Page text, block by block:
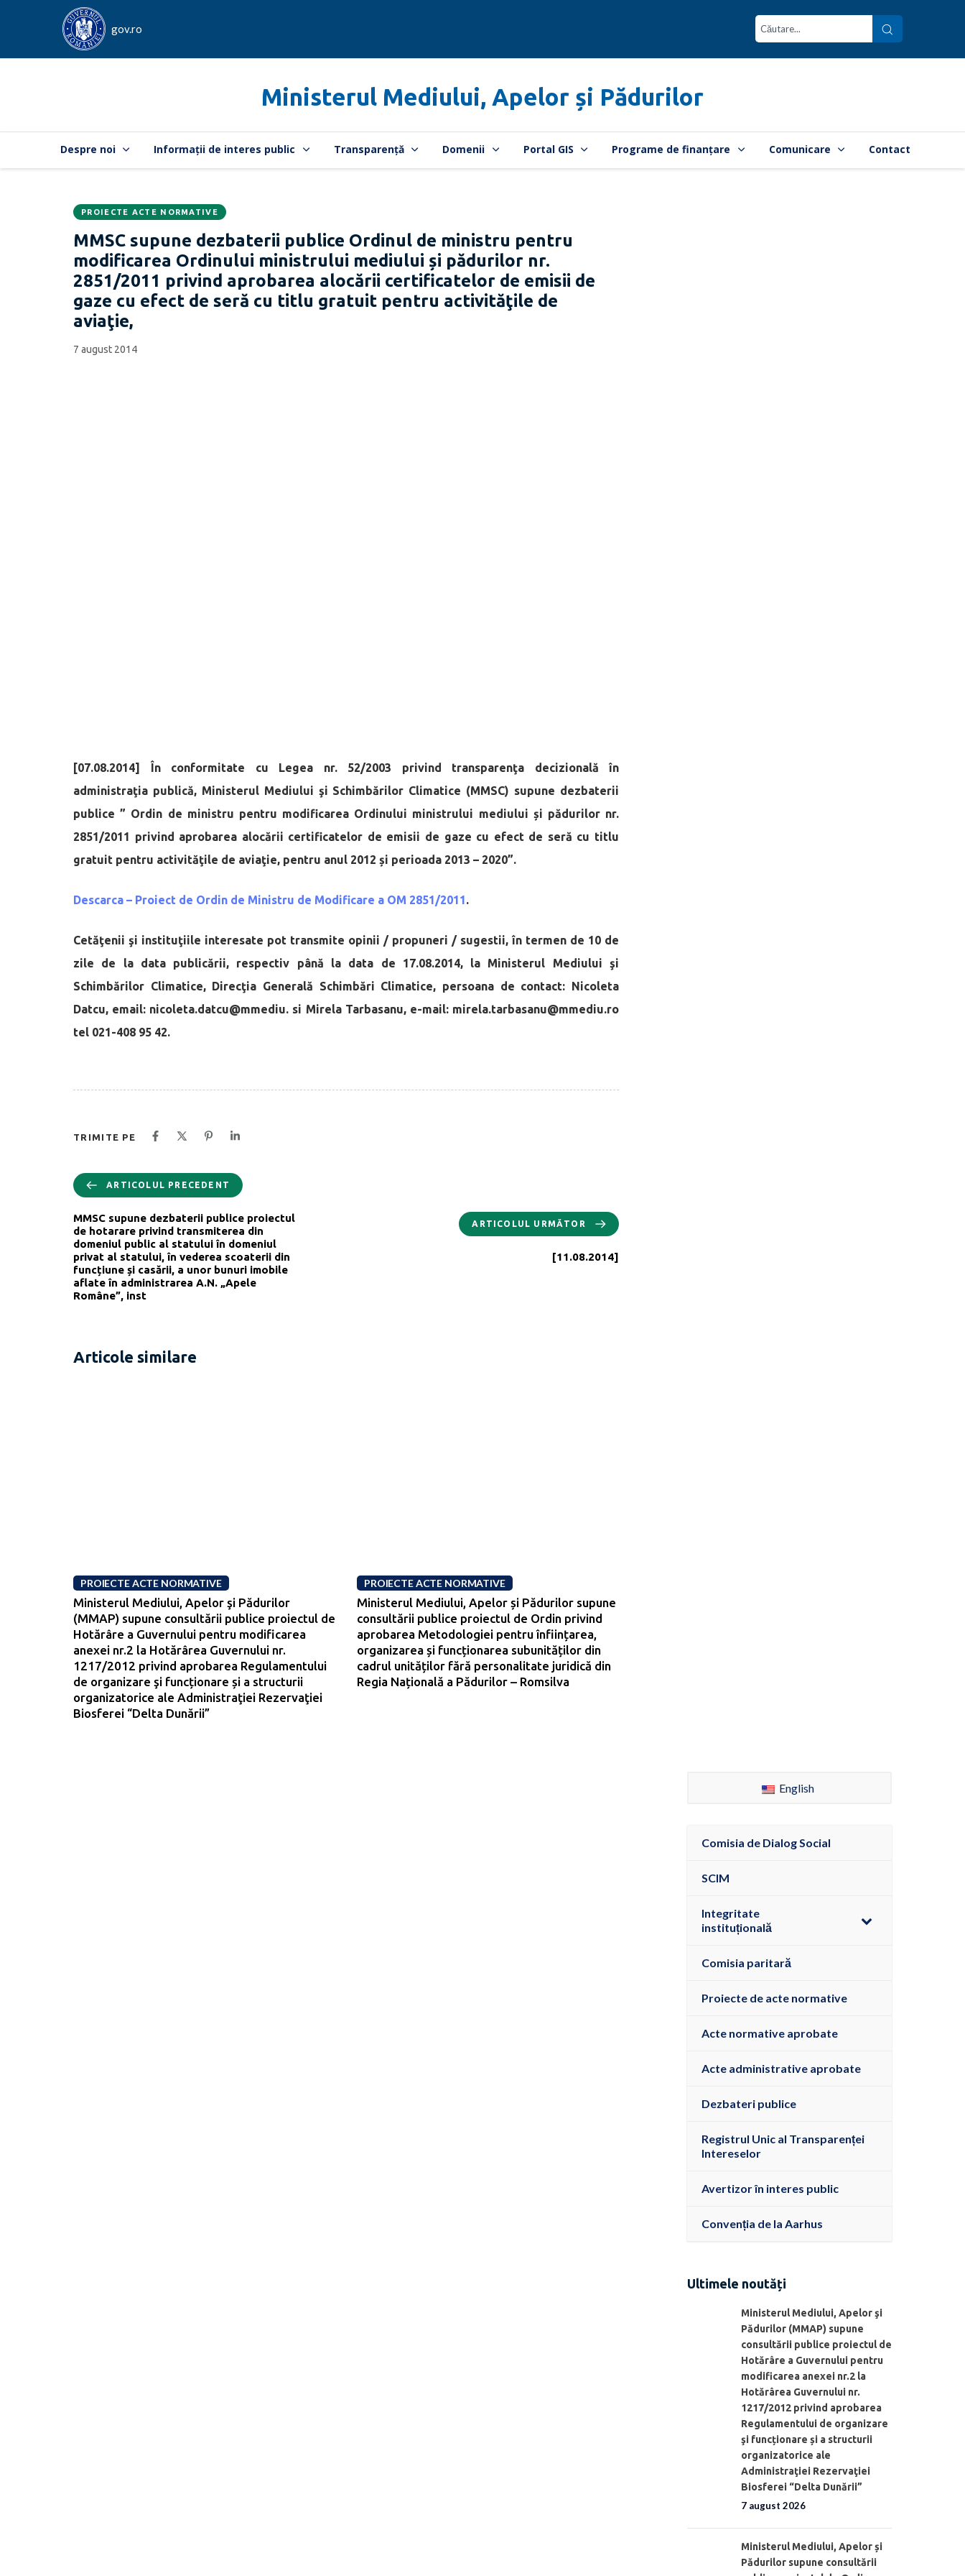
gov.ro
Ministerul Mediului, Apelor și Pădurilor
Despre noi Informații de interes public Transparență Domenii Portal GIS Programe de finanțare Comunicare Contact
CATEGORIA:
PROIECTE ACTE NORMATIVE
MMSC supune dezbaterii publice Ordinul de ministru pentru
modificarea Ordinului ministrului mediului și pădurilor nr.
2851/2011 privind aprobarea alocării certificatelor de emisii de
gaze cu efect de seră cu titlu gratuit pentru activităţile de
aviaţie,
Data
publicării:
7 august 2014
[07.08.2014] În conformitate cu Legea nr. 52/2003 privind transparenţa decizională în
administraţia publică, Ministerul Mediului şi Schimbărilor Climatice (MMSC) supune dezbaterii
publice ” Ordin de ministru pentru modificarea Ordinului ministrului mediului și pădurilor nr.
2851/2011 privind aprobarea alocării certificatelor de emisii de gaze cu efect de seră cu titlu
gratuit pentru activităţile de aviaţie, pentru anul 2012 și perioada 2013 – 2020”.
Descarca – Proiect de Ordin de Ministru de Modificare a OM 2851/2011.
Cetăţenii şi instituţiile interesate pot transmite opinii / propuneri / sugestii, în termen de 10 de
zile de la data publicării, respectiv până la data de 17.08.2014, la Ministerul Mediului şi
Schimbărilor Climatice, Direcţia Generală Schimbări Climatice, persoana de contact: Nicoleta
Datcu, email: nicoleta.datcu@mmediu. si Mirela Tarbasanu, e-mail: mirela.tarbasanu@mmediu.ro
tel 021-408 95 42.
TRIMITE PE
ARTICOLUL PRECEDENT
MMSC supune dezbaterii publice proiectul
de hotarare privind transmiterea din
domeniul public al statului în domeniul
privat al statului, în vederea scoaterii din
funcțiune și casării, a unor bunuri imobile
aflate în administrarea A.N. „Apele
Române”, inst
ARTICOLUL URMĂTOR
[11.08.2014]
Articole similare
PROIECTE ACTE NORMATIVE
Ministerul Mediului, Apelor şi Pădurilor
(MMAP) supune consultării publice proiectul de
Hotărâre a Guvernului pentru modificarea
anexei nr.2 la Hotărârea Guvernului nr.
1217/2012 privind aprobarea Regulamentului
de organizare şi funcționare și a structurii
organizatorice ale Administraţiei Rezervaţiei
Biosferei “Delta Dunării”
PROIECTE ACTE NORMATIVE
Ministerul Mediului, Apelor și Pădurilor supune
consultării publice proiectul de Ordin privind
aprobarea Metodologiei pentru înființarea,
organizarea și funcționarea subunităților din
cadrul unităților fără personalitate juridică din
Regia Națională a Pădurilor – Romsilva
English
Comisia de Dialog Social
SCIM
Integritate
instituțională
Comisia paritară
Proiecte de acte normative
Acte normative aprobate
Acte administrative aprobate
Dezbateri publice
Registrul Unic al Transparenței
Intereselor
Avertizor în interes public
Convenția de la Aarhus
Ultimele noutăți
Ministerul Mediului, Apelor şi
Pădurilor (MMAP) supune
consultării publice proiectul de
Hotărâre a Guvernului pentru
modificarea anexei nr.2 la
Hotărârea Guvernului nr.
1217/2012 privind aprobarea
Regulamentului de organizare
şi funcționare și a structurii
organizatorice ale
Administraţiei Rezervaţiei
Biosferei “Delta Dunării”
7 august 2026
Ministerul Mediului, Apelor și
Pădurilor supune consultării